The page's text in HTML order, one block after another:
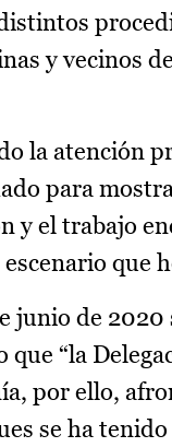
y vecinos
la atención
para
y el trabajo
que
junio de
“la
por ello,
se ha